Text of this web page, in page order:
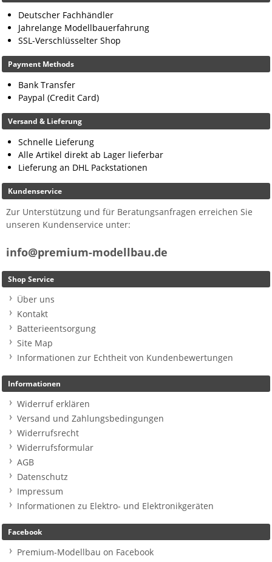
Deutscher Fachhändler
Jahrelange Modellbauerfahrung
SSL-Verschlüsselter Shop
Payment Methods
Bank Transfer
Paypal (Credit Card)
Versand & Lieferung
Schnelle Lieferung
Alle Artikel direkt ab Lager lieferbar
Lieferung an DHL Packstationen
Kundenservice
Zur Unterstützung und für Beratungsanfragen erreichen Sie
unseren Kundenservice unter:
info@premium-modellbau.de
Shop Service
Über uns
Kontakt
Batterieentsorgung
Site Map
Informationen zur Echtheit von Kundenbewertungen
Informationen
Widerruf erklären
Versand und Zahlungsbedingungen
Widerrufsrecht
Widerrufsformular
AGB
Datenschutz
Impressum
Informationen zu Elektro- und Elektronikgeräten
Facebook
Premium-Modellbau on Facebook